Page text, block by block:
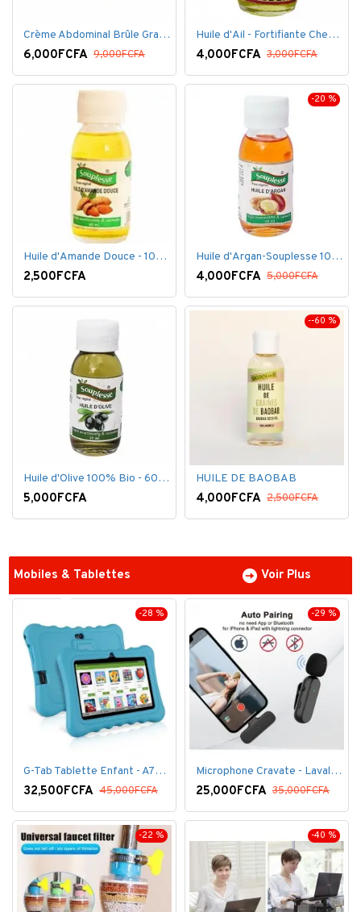
Crème Abdominal Brûle Graisse - Effet Rapide - 170grs
6,000FCFA 9,000FCFA
Huile d'Ail - Fortifiante Cheveux
4,000FCFA 3,000FCFA
Huile d'Amande Douce - 100% Bio - 60 ml
2,500FCFA
-20 %
Huile d'Argan-Souplesse 100% Bio - 60 ml
4,000FCFA 5,000FCFA
Huile d'Olive 100% Bio - 60 ml
5,000FCFA
--60 %
HUILE DE BAOBAB
4,000FCFA 2,500FCFA
Mobiles & Tablettes Voir Plus
-28 %
G-Tab Tablette Enfant - A707 - Ecran 7" - RAM 1 Go - ROM 8 Go - 0.3 Mégapixels + pochette offerte
32,500FCFA 45,000FCFA
-29 %
Microphone Cravate - Lavalier pour smartphone, enregistrement vidéo YouTube Live Stream K60 For Type
25,000FCFA 35,000FCFA
-22 % -40 %